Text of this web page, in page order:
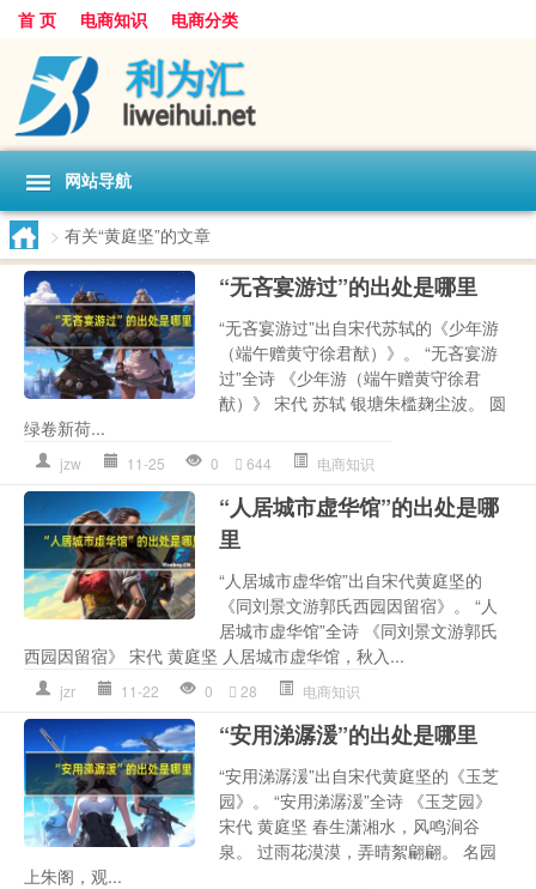
首 页 电商知识 电商分类
网站导航
> 有关“黄庭坚”的文章
“无吝宴游过”的出处是哪里
“无吝宴游过”出自宋代苏轼的《少年游
（端午赠黄守徐君猷）》。 “无吝宴游
过”全诗 《少年游（端午赠黄守徐君
猷）》 宋代 苏轼 银塘朱槛麹尘波。 圆
绿卷新荷...
jzw 11-25 0 644 电商知识
“人居城市虚华馆”的出处是哪
里
“人居城市虚华馆”出自宋代黄庭坚的
《同刘景文游郭氏西园因留宿》。 “人
居城市虚华馆”全诗 《同刘景文游郭氏
西园因留宿》 宋代 黄庭坚 人居城市虚华馆，秋入...
jzr 11-22 0 28 电商知识
“安用涕潺湲”的出处是哪里
“安用涕潺湲”出自宋代黄庭坚的《玉芝
园》。 “安用涕潺湲”全诗 《玉芝园》
宋代 黄庭坚 春生潇湘水，风鸣涧谷
泉。 过雨花漠漠，弄晴絮翩翩。 名园
上朱阁，观...